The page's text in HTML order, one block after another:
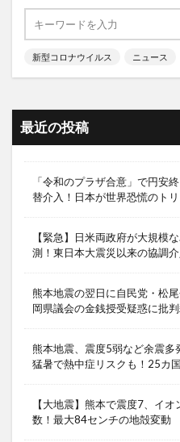
新型コロナウイルス ニュース
最近の投稿
「令和のプラザ合意」で円安
替介入！日本が世界恐慌のト
【緊急】日米両政府が大規模
測！東日本大震災以来の協調
熊本地震の翌日に自民党・松
岡県議会の金銭授受疑惑に批判
熊本地震、震度5弱など余震
猛暑で熱中症リスクも！25カ
【大地震】熊本で震度7、イ
数！最大84センチの地殻変動